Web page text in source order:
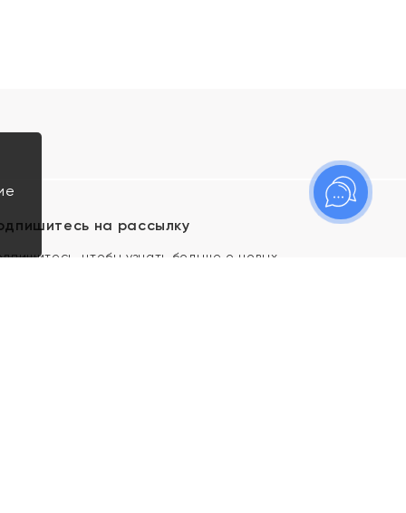
на рассылку
чтобы узнать больше о новых